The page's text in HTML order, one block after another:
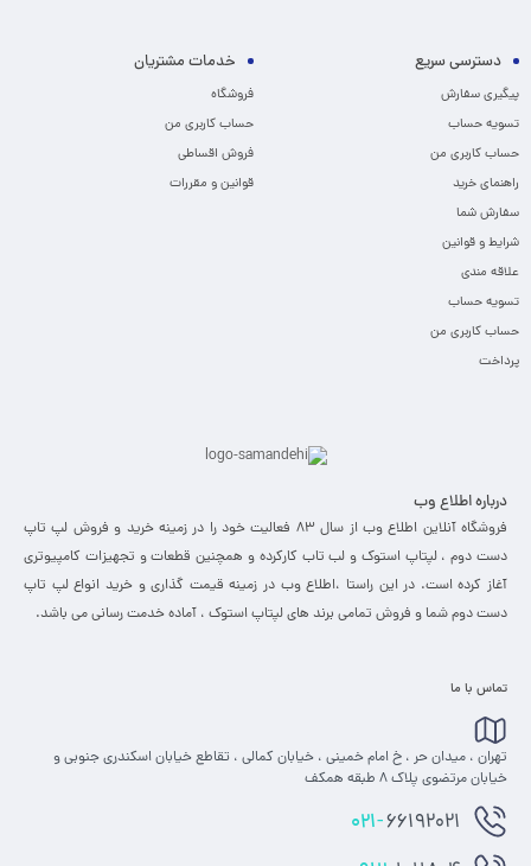
دسترسی سریع
پیگیری سفارش
تسویه حساب
حساب کاربری من
راهنمای خرید
سفارش شما
شرایط و قوانین
علاقه مندی
تسویه حساب
حساب کاربری من
پرداخت
خدمات مشتریان
فروشگاه
حساب کاربری من
فروش اقساطی
قوانین و مقررات
درباره اطلاع وب
فروشگاه آنلاین اطلاع وب از سال 83 فعالیت خود را در زمینه خرید و فروش لپ تاپ
دست دوم ، لپتاپ استوک و لب تاب کارکرده و همچنین قطعات و تجهیزات کامپیوتری
آغاز کرده است. در این راستا ،‌اطلاع وب در زمینه قیمت گذاری و خرید انواع لپ تاپ
دست دوم شما و فروش تمامی برند های لپتاپ استوک ، آماده خدمت رسانی می باشد.
تماس با ما
تهران ، میدان حر ، خ امام خمینی ، خیابان کمالی ، تقاطع خیابان اسکندری جنوبی و
خیابان مرتضوی پلاک 8 طبقه همکف
021-66192021